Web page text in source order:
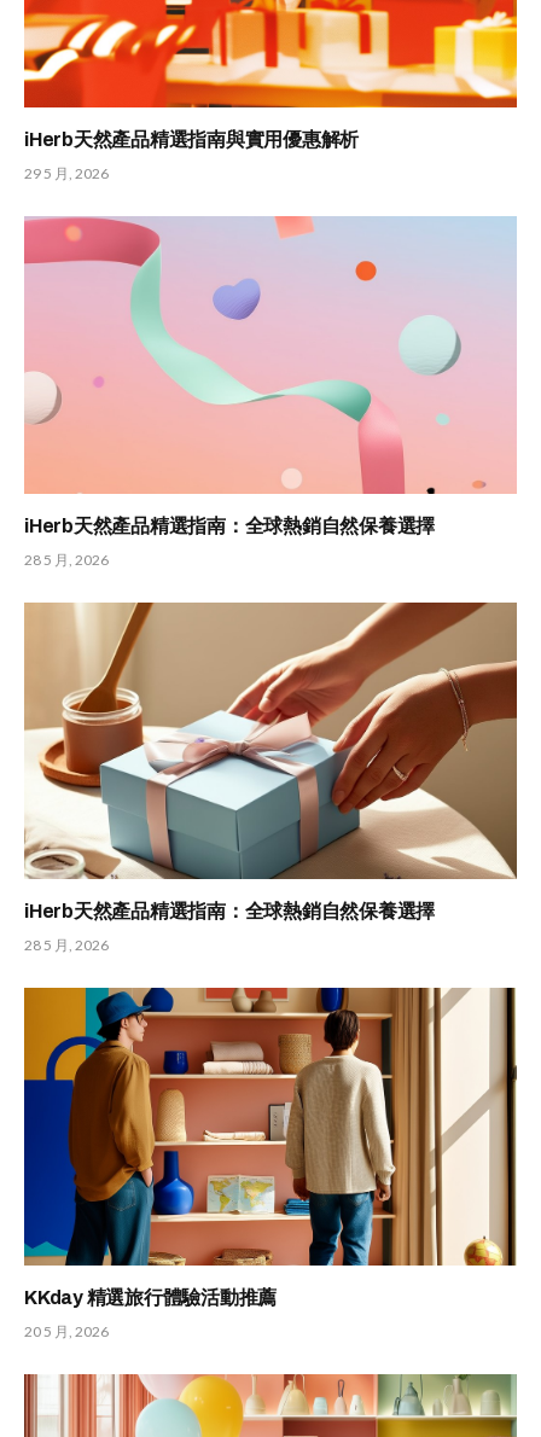
iHerb天然產品精選指南與實用優惠解析
29 5 月, 2026
iHerb天然產品精選指南：全球熱銷自然保養選擇
28 5 月, 2026
iHerb天然產品精選指南：全球熱銷自然保養選擇
28 5 月, 2026
KKday 精選旅行體驗活動推薦
20 5 月, 2026